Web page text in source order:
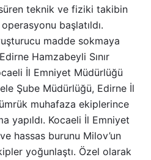
teknik ve fiziki takibin
başlatıldı.
madde sokmaya
Hamzabeyli Sınır
İl Emniyet Müdürlüğü
Şube Müdürlüğü, Edirne İl
muhafaza ekiplerince
yapıldı. Kocaeli İl Emniyet
hassas burunu Milov’un
yoğunlaştı. Özel olarak